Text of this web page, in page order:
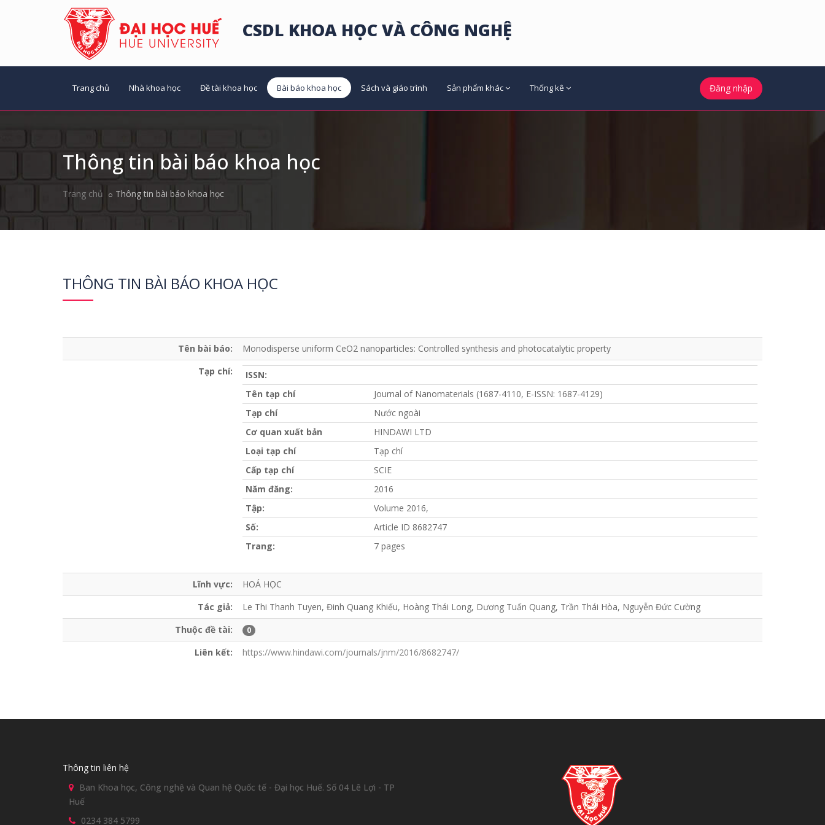
CSDL KHOA HỌC VÀ CÔNG NGHỆ
Trang chủ Nhà khoa học Đề tài khoa học Bài báo khoa học Sách và giáo trình Sản phẩm khác Thống kê Đăng nhập
Thông tin bài báo khoa học
Trang chủ Thông tin bài báo khoa học
THÔNG TIN BÀI BÁO KHOA HỌC
Tên bài báo:
Monodisperse uniform CeO2 nanoparticles: Controlled synthesis and photocatalytic property
Tạp chí:
ISSN:
Tên tạp chí
Journal of Nanomaterials (1687-4110, E-ISSN: 1687-4129)
Tạp chí
Nước ngoài
Cơ quan xuất bản
HINDAWI LTD
Loại tạp chí
Tạp chí
Cấp tạp chí
SCIE
Năm đăng:
2016
Tập:
Volume 2016,
Số:
Article ID 8682747
Trang:
7 pages
Lĩnh vực:
HOÁ HỌC
Tác giả:
Le Thi Thanh Tuyen, Đinh Quang Khiếu, Hoàng Thái Long, Dương Tuấn Quang, Trần Thái Hòa, Nguyễn Đức Cường
Thuộc đề tài:
0
Liên kết: https://www.hindawi.com/journals/jnm/2016/8682747/
Thông tin liên hệ
Ban Khoa học, Công nghệ và Quan hệ Quốc tế - Đại học Huế. Số 04 Lê Lợi - TP
Huế
0234 384 5799